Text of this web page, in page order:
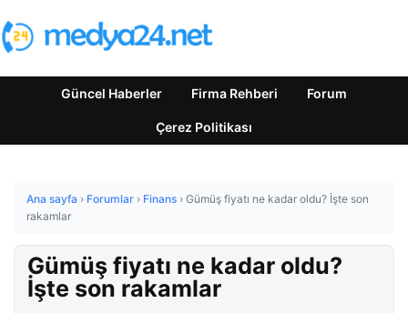
Güncel Haberler Firma Rehberi Forum
Çerez Politikası
Ana sayfa › Forumlar › Finans › Gümüş fiyatı ne kadar oldu? İşte son
rakamlar
Gümüş fiyatı ne kadar oldu?
İşte son rakamlar